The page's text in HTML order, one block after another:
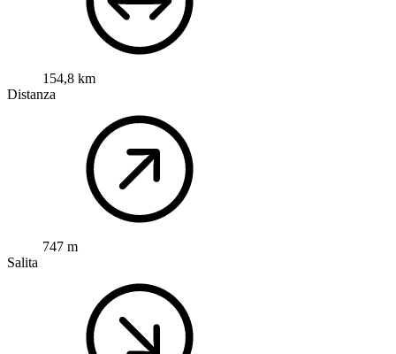
154,8 km
Distanza
747 m
Salita